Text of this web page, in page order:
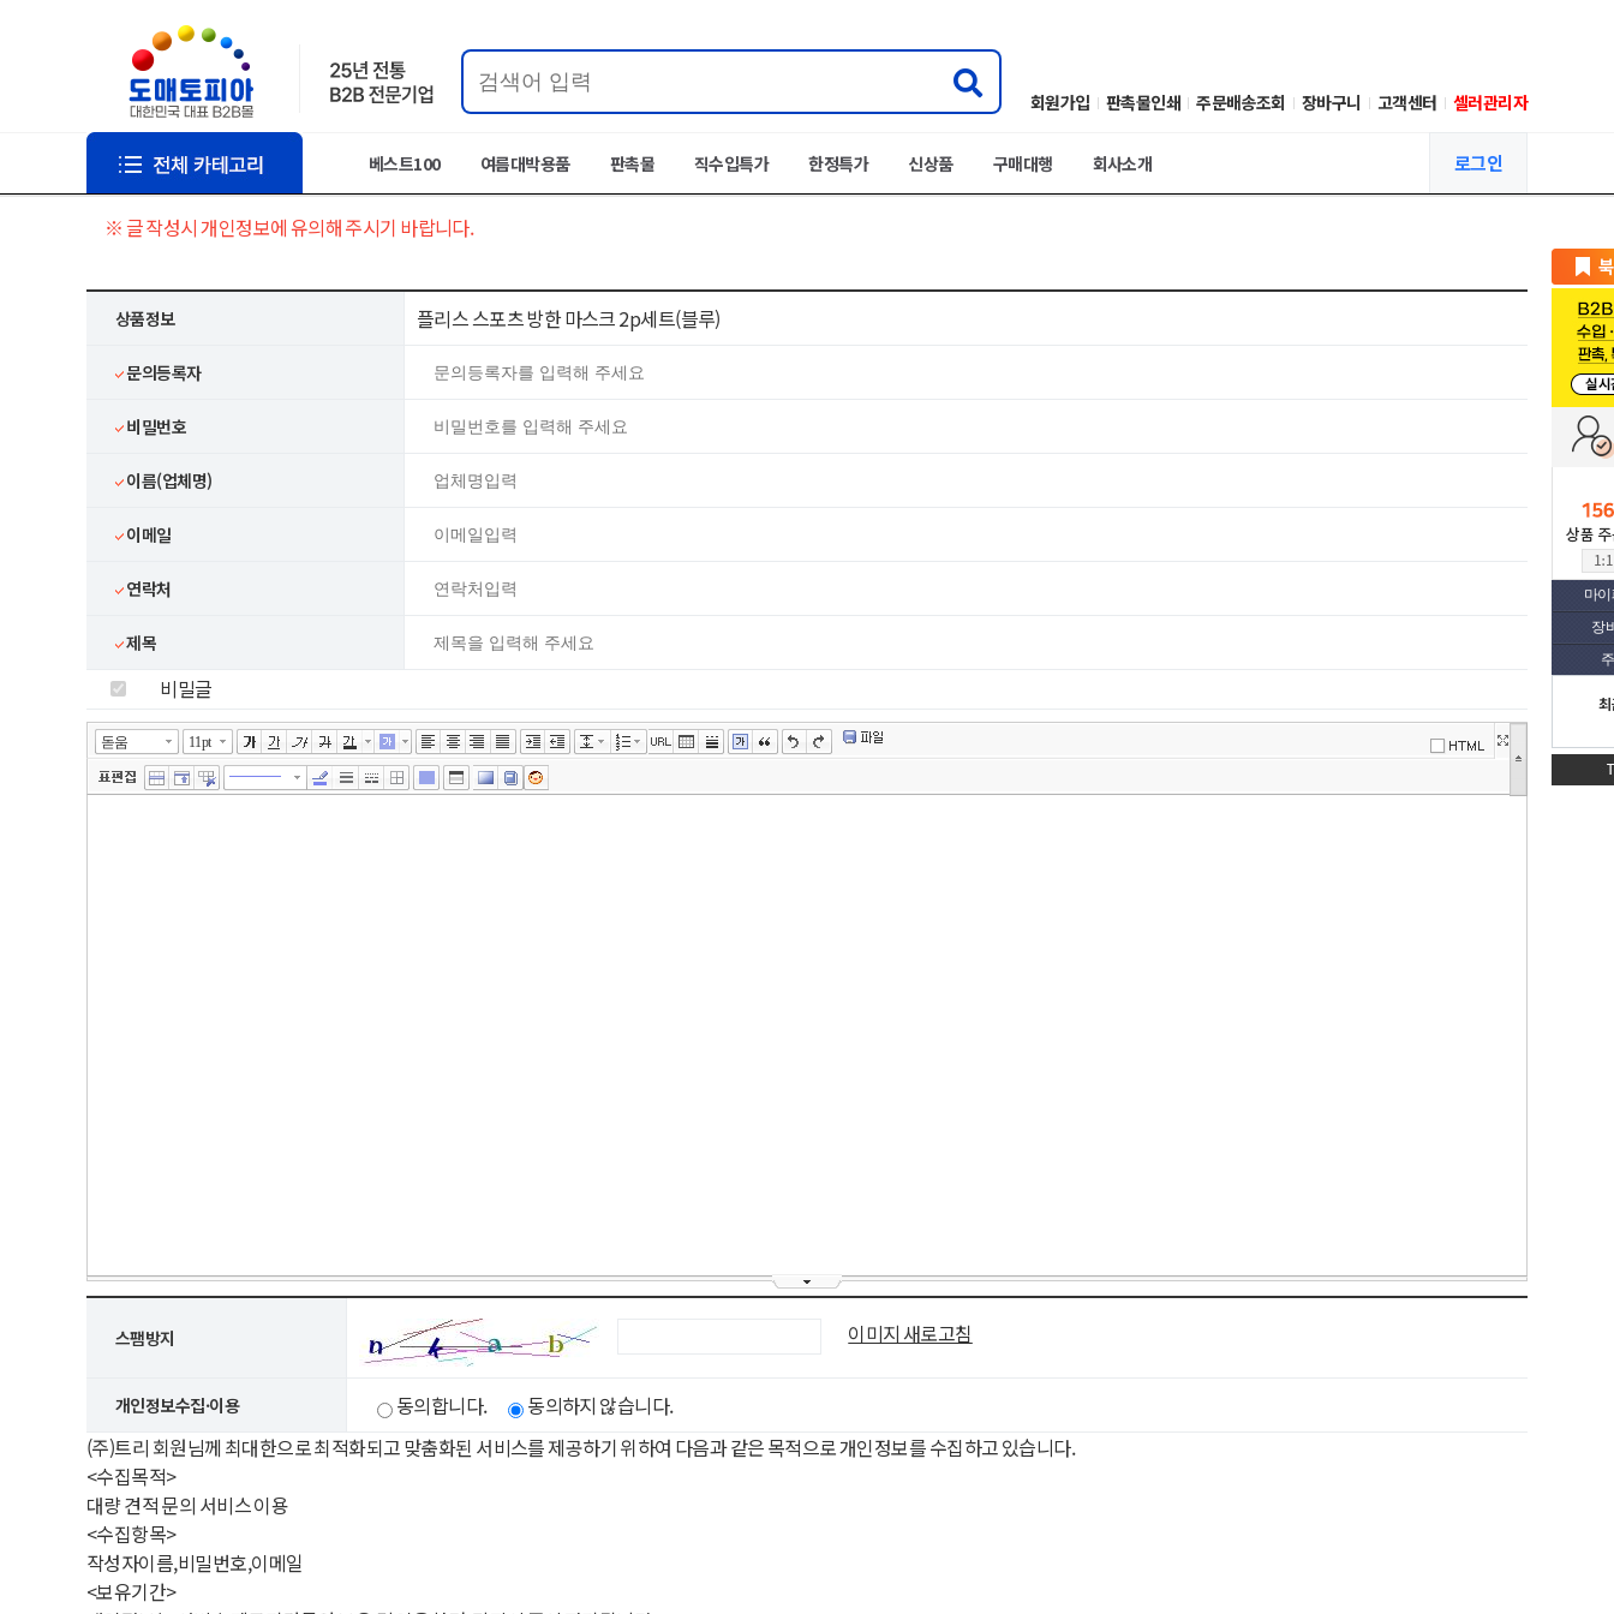
회원가입 판촉물인쇄 주문배송조회 장바구니 고객센터 셀러관리자
베스트100 여름대박용품 판촉물 직수입특가 한정특가 신상품 구매대행 회사소개 로그인
마
장
※ 글 작성시 개인정보에 유의해 주시기 바랍니다.
상품정보 플리스 스포츠 방한 마스크 2p세트(블루)
문의등록자
비밀번호
이름(업체명)
이메일
연락처
제목
비밀글
돋움 11pt
넓게쓰기
툴바 더보기
에디터
스팸방지 이미지 새로고침
개인정보수집·이용 동의합니다.
동의하지 않습니다.
(주)트리 회원님께 최대한으로 최적화되고 맞춤화된 서비스를 제공하기 위하여 다음과 같은 목적으로 개인정보를 수집하고 있습니다.
<수집목적>
대량 견적 문의 서비스 이용
<수집항목>
작성자이름,비밀번호,이메일
<보유기간>